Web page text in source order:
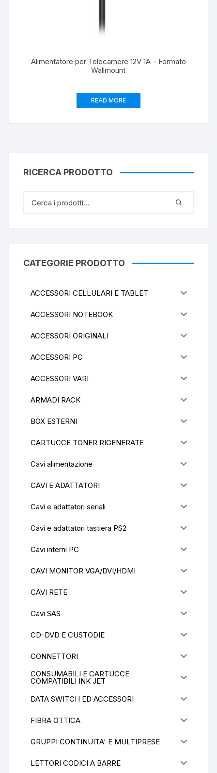
Alimentatore per Telecamere 12V 1A – Formato
Wallmount
READ MORE
RICERCA PRODOTTO
CATEGORIE PRODOTTO
ACCESSORI CELLULARI E TABLET
ACCESSORI NOTEBOOK
ACCESSORI ORIGINALI
ACCESSORI PC
ACCESSORI VARI
ARMADI RACK
BOX ESTERNI
CARTUCCE TONER RIGENERATE
Cavi alimentazione
CAVI E ADATTATORI
Cavi e adattatori seriali
Cavi e adattatori tastiera PS2
Cavi interni PC
CAVI MONITOR VGA/DVI/HDMI
CAVI RETE
Cavi SAS
CD-DVD E CUSTODIE
CONNETTORI
CONSUMABILI E CARTUCCE
COMPATIBILI INK JET
DATA SWITCH ED ACCESSORI
FIBRA OTTICA
GRUPPI CONTINUITA' E MULTIPRESE
LETTORI CODICI A BARRE